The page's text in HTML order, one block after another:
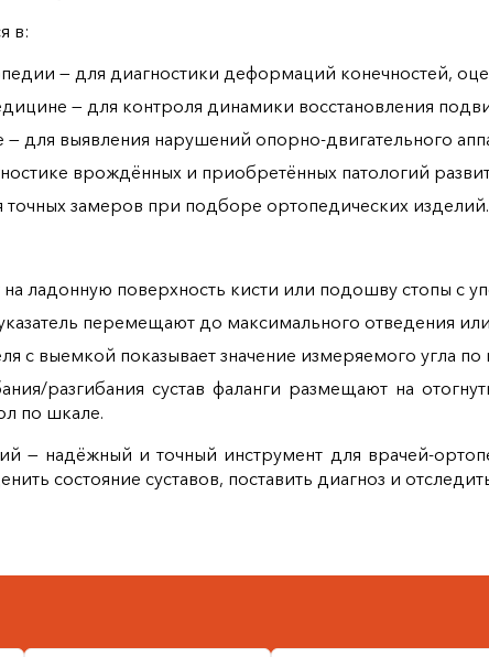
в:
— для диагностики деформаций конечностей,
— для контроля динамики восстановления
для выявления нарушений опорно‑двигательного
врождённых и приобретённых патологий
точных замеров при подборе ортопедических изделий.
ладонную поверхность кисти или подошву стопы с
перемещают до максимального отведения
с выемкой показывает значение измеряемого угла по
разгибания сустав фаланги размещают на
по шкале.
— надёжный и точный инструмент для
состояние суставов, поставить диагноз и